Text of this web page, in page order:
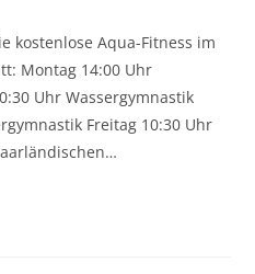
kostenlose Aqua-Fitness im
Montag 14:00 Uhr
Uhr Wassergymnastik
Freitag 10:30 Uhr